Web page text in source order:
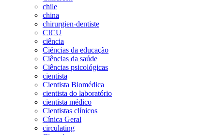
chile
china
chirurgien-dentiste
CICU
ciência
Ciências da educação
Ciências da saúde
Ciências psicológicas
cientista
Cientista Biomédica
cientista do laboratório
cientista médico
Cientistas clínicos
Cínica Geral
circulating